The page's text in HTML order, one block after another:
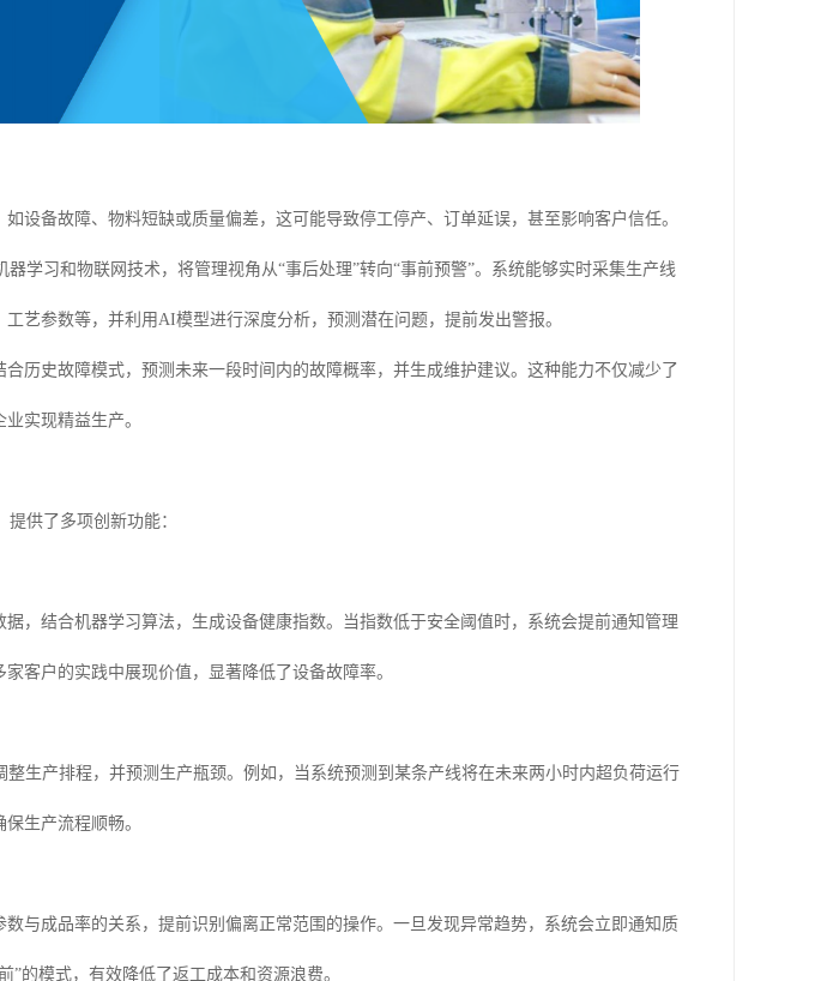
设备故障、物料短缺或质量偏差，这可能导致停工停产、订单延误，甚至影响客户信任。
学习和物联网技术，将管理视角从“事后处理”转向“事前预警”。系统能够实时采集生产线
艺参数等，并利用AI模型进行深度分析，预测潜在问题，提前发出警报。
历史故障模式，预测未来一段时间内的故障概率，并生成维护建议。这种能力不仅减少了
实现精益生产。
供了多项创新功能：
，结合机器学习算法，生成设备健康指数。当指数低于安全阈值时，系统会提前通知管理
客户的实践中展现价值，显著降低了设备故障率。
生产排程，并预测生产瓶颈。例如，当系统预测到某条产线将在未来两小时内超负荷运行
生产流程顺畅。
与成品率的关系，提前识别偏离正常范围的操作。一旦发现异常趋势，系统会立即通知质
的模式，有效降低了返工成本和资源浪费。